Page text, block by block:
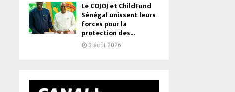
Le COJOJ et ChildFund
Sénégal unissent leurs
forces pour la
protection des...
3 août 2026